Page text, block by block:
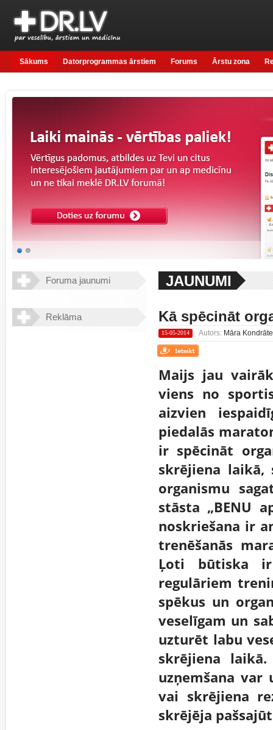
Sākums Datorprogrammas ārstiem Forums Ārstu zona
Foruma jaunumi
Reklāma
JAUNUMI
Kā spēcināt
15-05-2014 Autors: Māra
Maijs jau
viens no
aizvien
piedalās
ir spēcināt
skrējiena laikā,
organismu
stāsta „BENU
noskriešana ir
trenēšanās
Ļoti būtiska ir
regulāriem
spēkus un
veselīgam un
uzturēt labu
skrējiena
uzņemšana
vai skrējiena
skrējēja